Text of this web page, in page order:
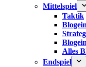
Mittelspiel
Taktik
Alles
Endspiel